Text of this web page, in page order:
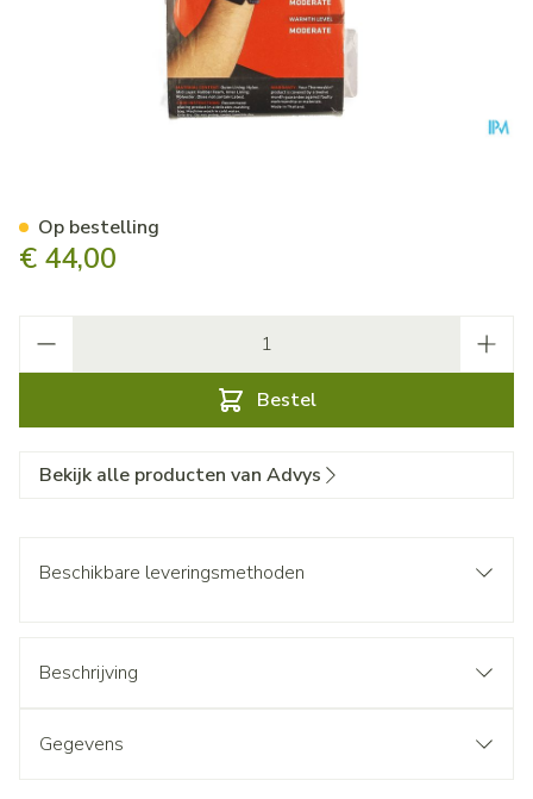
€ 44,00
Bestel
Op bestelling
Bekijk alle producten van Advys
Beschikbare leveringsmethoden
Beschrijving
Gegevens